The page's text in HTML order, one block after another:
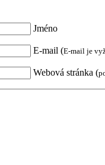
Jméno
E-mail (E-mail je
Webová stránka (